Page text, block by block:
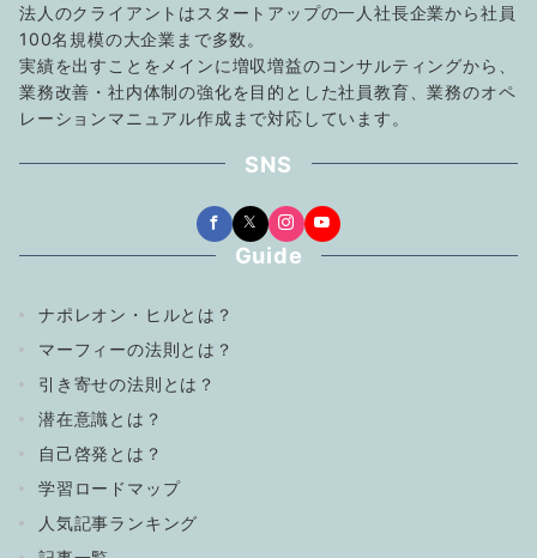
法人のクライアントはスタートアップの一人社長企業から社員
100名規模の大企業まで多数。
実績を出すことをメインに増収増益のコンサルティングから、
業務改善・社内体制の強化を目的とした社員教育、業務のオペ
レーションマニュアル作成まで対応しています。
SNS
Guide
ナポレオン・ヒルとは？
マーフィーの法則とは？
引き寄せの法則とは？
潜在意識とは？
自己啓発とは？
学習ロードマップ
人気記事ランキング